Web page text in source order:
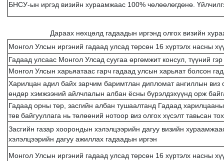
БНСУ-ын иргэд визийн хураамжаас 100% чөлөөлөгдөнө.
Дараах нөхцөлд гадаадын иргэнд олгох визийн
Монгол Улсын иргэний гадаад улсад төрсөн 16 хүртэлх насны
Гадаад улсаас Монгол Улсад суугаа өргөмжит консул, түүний
Монгол Улсын харьяатаас гарч гадаад улсын харьяат болсон
Харилцан адил байх зарчим баримтлан дипломат ангиллын виз
өндөр хэмжээний айлчлалын албан ёсны бүрэлдэхүүнд орж
Гадаад орны төр, засгийн албан тушаалтанд Гадаад
төв байгууллага нь төлөөний нотоор виз олгох хүсэлт тавьсан
Засгийн газар хоорондын хэлэлцээрийн дагуу визийн
хэлэлцээрийн дагуу ажиллах гадаадын иргэн
Монгол Улсын иргэний гадаад улсад төрсөн 16 хүртэлх насны